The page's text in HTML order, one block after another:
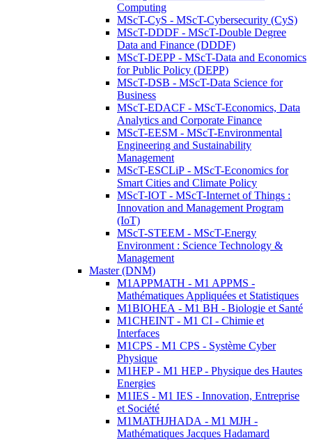
Computing
MScT-CyS - MScT-Cybersecurity (CyS)
MScT-DDDF - MScT-Double Degree
Data and Finance (DDDF)
MScT-DEPP - MScT-Data and Economics
for Public Policy (DEPP)
MScT-DSB - MScT-Data Science for
Business
MScT-EDACF - MScT-Economics, Data
Analytics and Corporate Finance
MScT-EESM - MScT-Environmental
Engineering and Sustainability
Management
MScT-ESCLiP - MScT-Economics for
Smart Cities and Climate Policy
MScT-IOT - MScT-Internet of Things :
Innovation and Management Program
(IoT)
MScT-STEEM - MScT-Energy
Environment : Science Technology &
Management
Master (DNM)
M1APPMATH - M1 APPMS -
Mathématiques Appliquées et Statistiques
M1BIOHEA - M1 BH - Biologie et Santé
M1CHEINT - M1 CI - Chimie et
Interfaces
M1CPS - M1 CPS - Système Cyber
Physique
M1HEP - M1 HEP - Physique des Hautes
Energies
M1IES - M1 IES - Innovation, Entreprise
et Société
M1MATHJHADA - M1 MJH -
Mathématiques Jacques Hadamard